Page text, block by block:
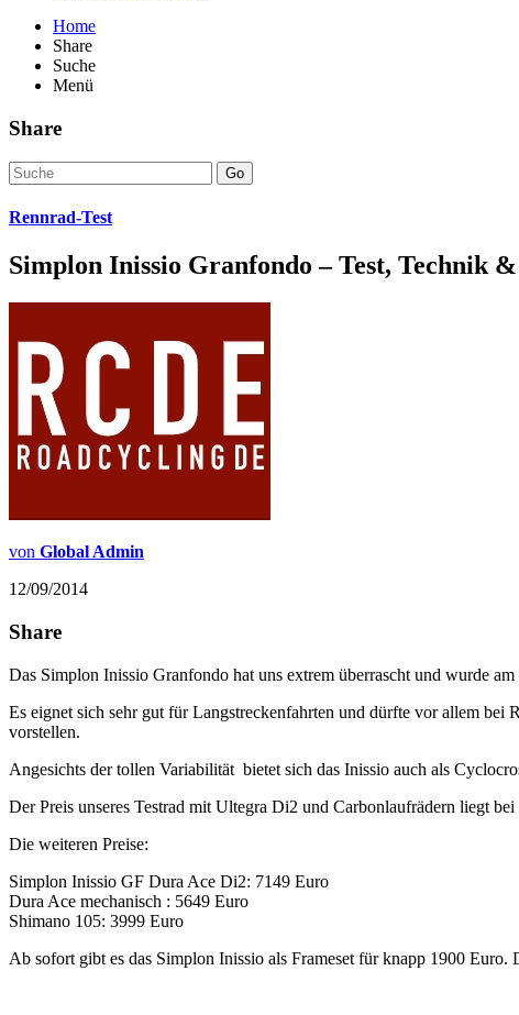
Home
Share
Suche
Menü
Share
Go
Rennrad-Test
Simplon Inissio Granfondo – Test, Technik
von Global Admin
12/09/2014
Share
Das Simplon Inissio Granfondo hat uns extrem überrascht und wurde
Es eignet sich sehr gut für Langstreckenfahrten und dürfte vor allem bei
vorstellen.
Angesichts der tollen Variabilität bietet sich das Inissio auch als
Der Preis unseres Testrad mit Ultegra Di2 und Carbonlaufrädern liegt
Die weiteren Preise:
Simplon Inissio GF Dura Ace Di2: 7149 Euro
Dura Ace mechanisch : 5649 Euro
Shimano 105: 3999 Euro
Ab sofort gibt es das Simplon Inissio als Frameset für knapp 1900